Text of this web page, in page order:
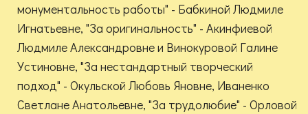
монументальность работы" - Бабкиной Людмиле
Игнатьевне, "За оригинальность" - Акинфиевой
Людмиле Александровне и Винокуровой Галине
Устиновне, "За нестандартный творческий
подход" - Окульской Любовь Яновне, Иваненко
Светлане Анатольевне, "За трудолюбие" - Орловой